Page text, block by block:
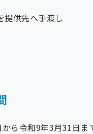
提供先へ手渡し
ら令和9年3月31日ま